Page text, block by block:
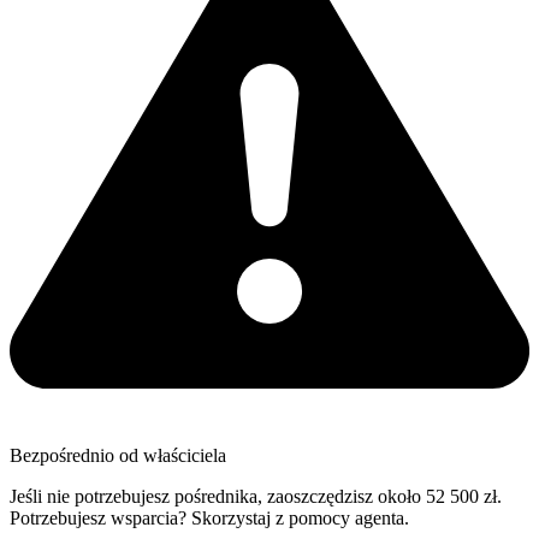
Bezpośrednio od właściciela
Jeśli nie potrzebujesz pośrednika, zaoszczędzisz około 52 500 zł.
Potrzebujesz wsparcia? Skorzystaj z pomocy agenta.